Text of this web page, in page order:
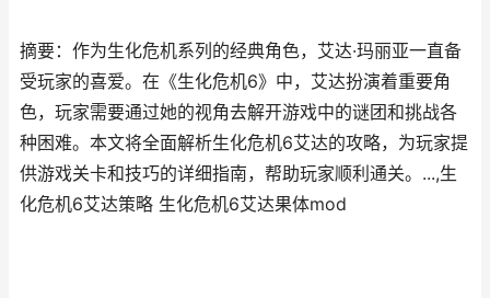
摘要：作为生化危机系列的经典角色，艾达·玛丽亚一直备
受玩家的喜爱。在《生化危机6》中，艾达扮演着重要角
色，玩家需要通过她的视角去解开游戏中的谜团和挑战各
种困难。本文将全面解析生化危机6艾达的攻略，为玩家提
供游戏关卡和技巧的详细指南，帮助玩家顺利通关。...,生
化危机6艾达策略 生化危机6艾达果体mod